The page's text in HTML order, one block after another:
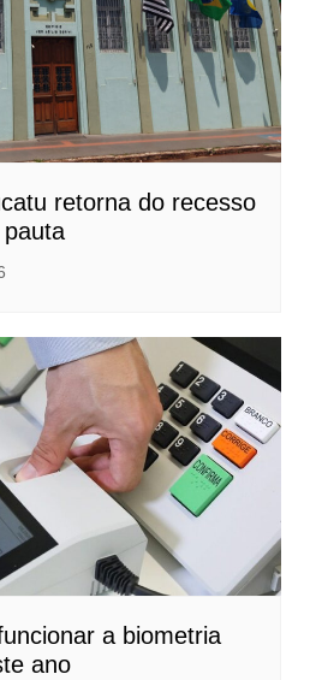
retorna do recesso
a biometria
ano